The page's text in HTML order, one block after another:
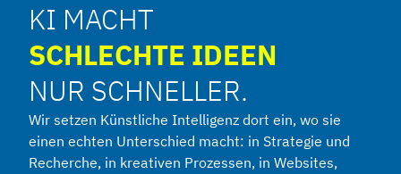
KI MACHT
SCHLECHTE IDEEN
NUR SCHNELLER.
Wir setzen Künstliche Intelligenz dort ein, wo sie
einen echten Unterschied macht: in Strategie und
Recherche, in kreativen Prozessen, in Websites,